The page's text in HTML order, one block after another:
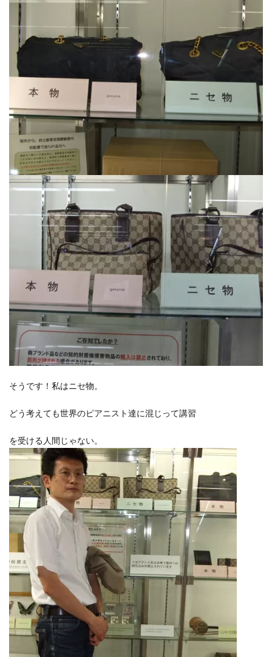
そうです！私はニセ物。
どう考えても世界のピアニスト達に混じって講習
を受ける人間じゃない。